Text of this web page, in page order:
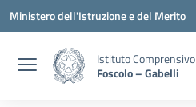
Vai ai contenuti
Vai al menu di navigazione
Vai al footer
Ministero dell'Istruzione e del Merito
Istituto Comprensivo
Foscolo – Gabelli